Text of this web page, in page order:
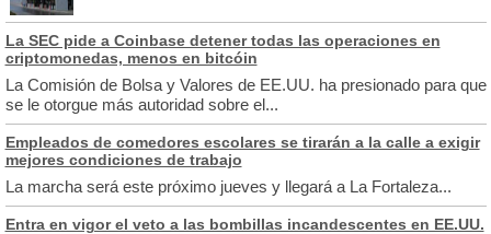
La SEC pide a Coinbase detener todas las operaciones en
criptomonedas, menos en bitcóin
La Comisión de Bolsa y Valores de EE.UU. ha presionado para que
se le otorgue más autoridad sobre el...
Empleados de comedores escolares se tirarán a la calle a exigir
mejores condiciones de trabajo
La marcha será este próximo jueves y llegará a La Fortaleza...
Entra en vigor el veto a las bombillas incandescentes en EE.UU.